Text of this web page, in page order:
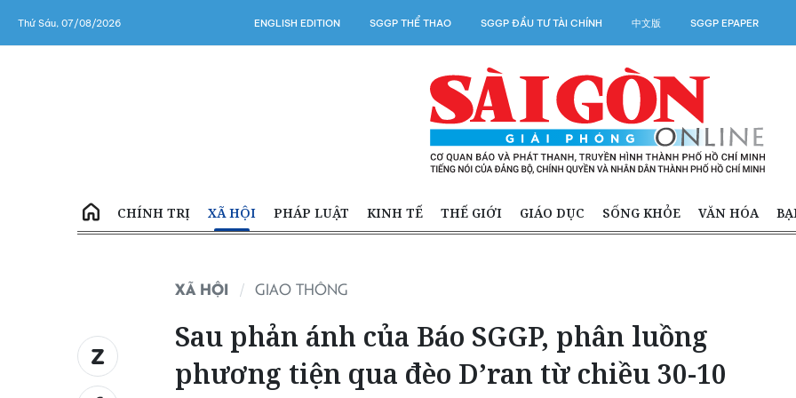
Thứ Sáu, 07/08/2026 ENGLISH EDITION SGGP THỂ THAO SGGP ĐẦU TƯ TÀI CHÍNH 中文版 SGGP EPAPER
CHÍNH TRỊ XÃ HỘI PHÁP LUẬT KINH TẾ THẾ GIỚI GIÁO DỤC SỐNG KHỎE VĂN HÓA
XÃ HỘI GIAO THÔNG
Sau phản ánh của Báo SGGP, phân luồng
phương tiện qua đèo D’ran từ chiều 30-10